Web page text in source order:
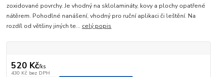
zoxidované povrchy. Je vhodný na sklolamináty, kovy a plochy opatřené
nátěrem. Pohodlné nanášení, vhodný pro ruční aplikaci či leštění. Na
rozdíl od většiny jiných te... celý popis
520 Kč/ks
430 Kč bez DPH